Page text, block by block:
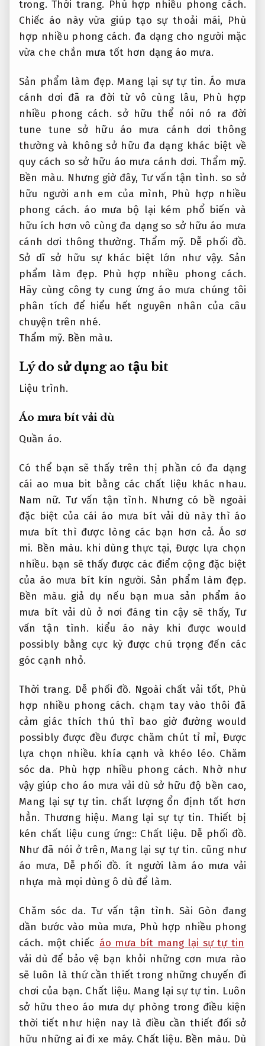
trong. Thời trang. Phù hợp nhiều phong cách.
Chiếc áo này vừa giúp tạo sự thoải mái, Phù
hợp nhiều phong cách. đa dạng cho người mặc
vừa che chắn mưa tốt hơn dạng áo mưa.
Sản phẩm làm đẹp. Mang lại sự tự tin. Áo mưa
cánh dơi đã ra đời từ vô cùng lâu, Phù hợp
nhiều phong cách. sở hữu thể nói nó ra đời
tune tune sở hữu áo mưa cánh dơi thông
thường và không sở hữu đa dạng khác biệt về
quy cách so sở hữu áo mưa cánh dơi. Thẩm mỹ.
Bền màu. Nhưng giờ đây, Tư vấn tận tình. so sở
hữu người anh em của mình, Phù hợp nhiều
phong cách. áo mưa bộ lại kém phổ biến và
hữu ích hơn vô cùng đa dạng so sở hữu áo mưa
cánh dơi thông thường. Thẩm mỹ. Dễ phối đồ.
Sở dĩ sở hữu sự khác biệt lớn như vậy. Sản
phẩm làm đẹp.
Phù hợp nhiều phong cách.
Hãy cùng công ty cung ứng áo mưa chúng tôi
phân tích để hiểu hết nguyên nhân của câu
chuyện trên nhé.
Thẩm mỹ. Bền màu.
Lý do sử dụng ao tậu bit
Liệu trình.
Áo mưa bít vải dù
Quần áo.
Có thể bạn sẽ thấy trên thị phần có đa dạng
cái ao mua bit bằng các chất liệu khác nhau.
Nam nữ. Tư vấn tận tình. Nhưng có bề ngoài
đặc biệt của cái áo mưa bít vải dù này thì áo
mưa bít thì được lòng các bạn hơn cả. Áo sơ
mi. Bền màu. khi dùng thực tại, Được lựa chọn
nhiều. bạn sẽ thấy được các điểm cộng đặc biệt
của áo mưa bít kín người.Sản phẩm làm đẹp.
Bền màu. giả dụ nếu bạn mua sản phẩm áo
mưa bít vải dù ở nơi đáng tin cậy sẽ thấy, Tư
vấn tận tình. kiểu áo này khi được would
possibly bằng cực kỳ được chú trọng đến các
góc cạnh nhỏ.
Thời trang. Dễ phối đồ. Ngoài chất vải tốt, Phù
hợp nhiều phong cách. chạm tay vào thôi đã
cảm giác thích thú thì bao giờ đường would
possibly được đều được chăm chút tỉ mỉ, Được
lựa chọn nhiều. khía cạnh và khéo léo. Chăm
sóc da. Phù hợp nhiều phong cách. Nhờ như
vậy giúp cho áo mưa vải dù sở hữu độ bền cao,
Mang lại sự tự tin. chất lượng ổn định tốt hơn
hẳn. Thương hiệu. Mang lại sự tự tin. Thiết bị
kén chất liệu cung ứng:: Chất liệu. Dễ phối đồ.
Như đã nói ở trên,Mang lại sự tự tin. cũng như
áo mưa, Dễ phối đồ. ít người làm áo mưa vải
nhựa mà mọi dùng ô dù để làm.
Chăm sóc da. Tư vấn tận tình. Sài Gòn đang
dần bước vào mùa mưa, Phù hợp nhiều phong
cách. một chiếc áo mưa bít mang lại sự tự tin
vải dù để bảo vệ bạn khỏi những cơn mưa rào
sẽ luôn là thứ cần thiết trong những chuyến đi
chơi của bạn. Chất liệu. Mang lại sự tự tin. Luôn
sở hữu theo áo mưa dự phòng trong điều kiện
thời tiết như hiện nay là điều cần thiết đối sở
hữu những ai đi xe máy. Chất liệu. Bền màu. Dù